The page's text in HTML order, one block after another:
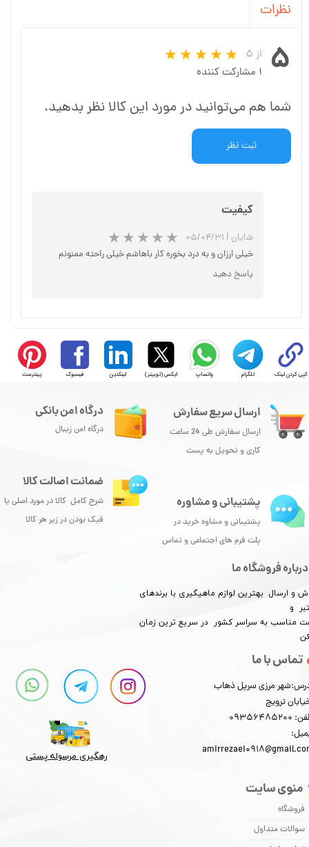
نظرات
۵ از ۵
★★★
۱ مشارکت کننده
شما هم می‌توانید در مورد این کالا نظر بدهید.
ثبت نظر
کیفیت
شایان | ۰۵/۰۴/۳۱
خیلی ارزان و به درد بخوره کار باهاشم خیلی راحته ممنونم
پاسخ دهید
کپی کردن لینک تلگرام واتساپ ایکس (توییتر) لینکدین فیسبوک پینترست
ارسال سریع سفارش
ارسال سفارش طی 24 ساعت
کاری و تحویل به پست
درباره فروشگاه ما
و ارسال بهترین لوازم ماهیگیری با برندهای
و
مناسب به سراسر کشور در سریع ترین زمان
منوی سایت
فروشگاه
سوالات متداول
تماس با ما
مرزی سرپل ذهاب
ترویج
درگاه امن بانکی
درگاه امن زیبال
پشتیبانی و مشاوره
پشتیبانی و مشاوه خرید در
پلت فرم های اجتماعی و تماس
ضمانت اصالت کالا
شرح کامل کالا در مورد اصلی یا
فیک بودن در زیر هر کالا
رهگیری مرسوله پستی​​​​​​​